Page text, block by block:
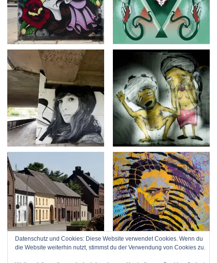
Datenschutz und Cookies: Diese Website verwendet Cookies. Wenn du
die Website weiterhin nutzt, stimmst du der Verwendung von Cookies zu.